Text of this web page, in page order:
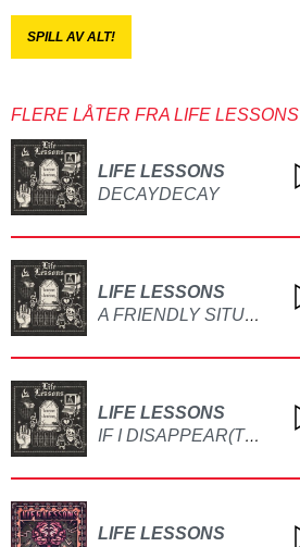
SPILL AV ALT!
FLERE LÅTER FRA LIFE LESSONS
LIFE LESSONS
DECAYDECAY
LIFE LESSONS
A FRIENDLY SITUATION
LIFE LESSONS
IF I DISAPPEAR(TOMORROW)
LIFE LESSONS